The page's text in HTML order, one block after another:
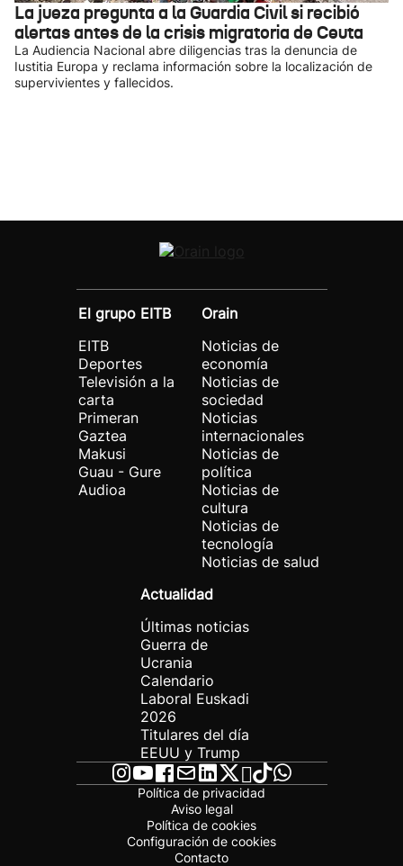
La jueza pregunta a la Guardia Civil si recibió
alertas antes de la crisis migratoria de Ceuta
La Audiencia Nacional abre diligencias tras la denuncia de
Iustitia Europa y reclama información sobre la localización de
supervivientes y fallecidos.
El grupo EITB
EITB
Deportes
Televisión a la
carta
Primeran
Gaztea
Makusi
Guau - Gure
Audioa
Orain
Noticias de
economía
Noticias de
sociedad
Noticias
internacionales
Noticias de
política
Noticias de
cultura
Noticias de
tecnología
Noticias de salud
Actualidad
Últimas noticias
Guerra de
Ucrania
Calendario
Laboral Euskadi
2026
Titulares del día
EEUU y Trump
Política de privacidad
Aviso legal
Política de cookies
Configuración de cookies
Contacto